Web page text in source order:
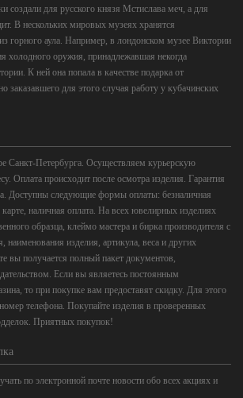
создали для русского князя Мстислава меч, а для
В нескольких мировых музеях хранятся
горного аула. Например, в лондонском музее Виктории
холодного оружия, принадлежавшая некогда
К ней она попала в качестве подарка от
заказавшего для этого случая работу у кубачинских
Санкт-Петербурга. Осуществляем курьерскую
Оплата происходит после осмотра изделия. Гарантия
Доступны следующие формы оплаты: безналичная
наличная оплата. На всех ювелирных изделиях
образца, клеймо мастера и бирка производителя с
наименования изделия, артикула, веса и других
вы получается полный пакет документов,
Если вы являетесь постоянным
то при покупке вам предоставят скидку. Для этого
телефона. Покупайте изделия в проверенных
Приятных покупок!
по электронной почте новости обо всех акциях и